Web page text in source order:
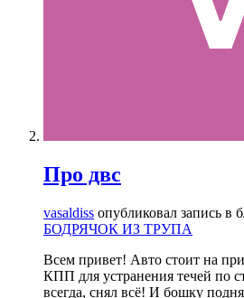
Про двс
vasaldiss опубликовал запись в
БОДРЯЧОК ИЗ ТРУПА
Всем привет! Авто стоит на
КПП для устранения течей по
всегда, снял всё! И бошку